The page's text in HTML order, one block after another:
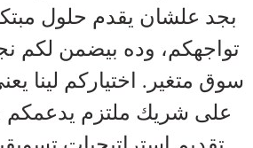
بجد علشان يقدم حلول
تواجهكم، وده بيضمن لكم
سوق متغير. اختياركم لينا
على شريك ملتزم يدعمكم